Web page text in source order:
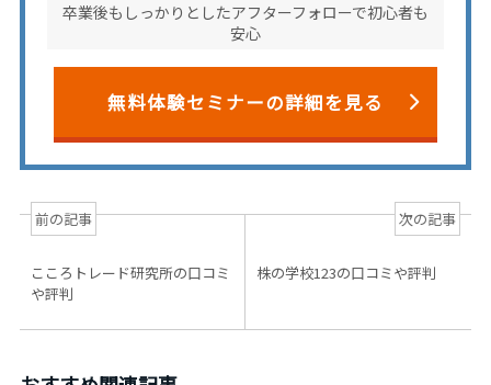
卒業後もしっかりとしたアフターフォローで初心者も
安心
無料体験セミナーの詳細を見る
前の記事
こころトレード研究所の口コミ
や評判
次の記事
株の学校123の口コミや評判